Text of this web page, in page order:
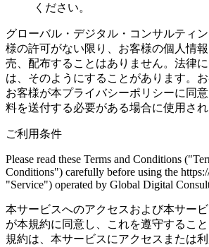
ください。
グローバル・デジタル・コンサルティ
様の許可がない限り、お客様の個人情
売、配布することはありません。法律
は、そのようにすることがあります。お
お客様が本プライバシーポリシーに同
料を送付する必要がある場合に使用され
ご利用条件
Please read these Terms and Conditions
Conditions") carefully before using the
"Service") operated by Global Digital
本サービスへのアクセスおよび本サー
が本規約に同意し、これを遵守するこ
規約は、本サービスにアクセスまたは